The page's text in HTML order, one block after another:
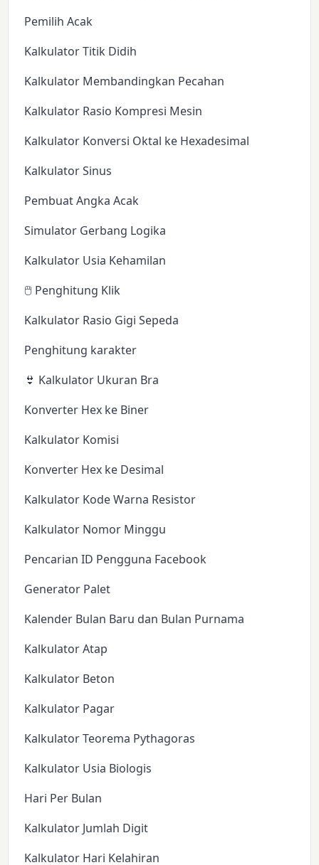
Pemilih Acak
Kalkulator Titik Didih
Kalkulator Membandingkan Pecahan
Kalkulator Rasio Kompresi Mesin
Kalkulator Konversi Oktal ke Hexadesimal
Kalkulator Sinus
Pembuat Angka Acak
Simulator Gerbang Logika
Kalkulator Usia Kehamilan
🖱️ Penghitung Klik
Kalkulator Rasio Gigi Sepeda
Penghitung karakter
👙 Kalkulator Ukuran Bra
Konverter Hex ke Biner
Kalkulator Komisi
Konverter Hex ke Desimal
Kalkulator Kode Warna Resistor
Kalkulator Nomor Minggu
Pencarian ID Pengguna Facebook
Generator Palet
Kalender Bulan Baru dan Bulan Purnama
Kalkulator Atap
Kalkulator Beton
Kalkulator Pagar
Kalkulator Teorema Pythagoras
Kalkulator Usia Biologis
Hari Per Bulan
Kalkulator Jumlah Digit
Kalkulator Hari Kelahiran